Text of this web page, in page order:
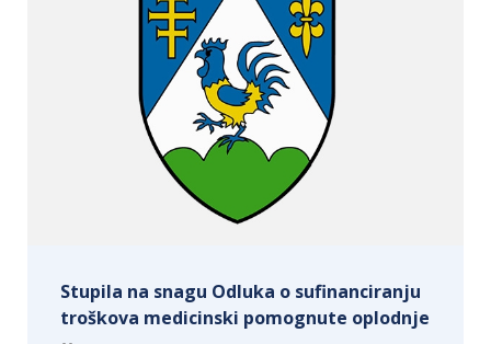
Stupila na snagu Odluka o sufinanciranju
troškova medicinski pomognute oplodnje